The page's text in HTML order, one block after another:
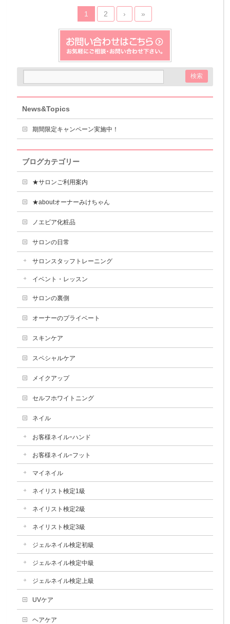
1 2 › »
News&Topics
期間限定キャンペーン実施中！
ブログカテゴリー
★サロンご利用案内
★aboutオーナーみけちゃん
ノエビア化粧品
サロンの日常
サロンスタッフトレーニング
イベント・レッスン
サロンの裏側
オーナーのプライベート
スキンケア
スペシャルケア
メイクアップ
セルフホワイトニング
ネイル
お客様ネイルｰハンド
お客様ネイルｰフット
マイネイル
ネイリスト検定1級
ネイリスト検定2級
ネイリスト検定3級
ジェルネイル検定初級
ジェルネイル検定中級
ジェルネイル検定上級
UVケア
ヘアケア